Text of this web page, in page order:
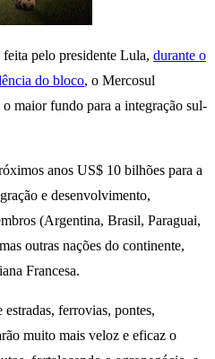
pelo presidente Lula, durante o
do bloco, o Mercosul
maior fundo para a integração sul-
anos US$ 10 bilhões para a
e desenvolvimento,
(Argentina, Brasil, Paraguai,
outras nações do continente,
Francesa.
estradas, ferrovias, pontes,
muito mais veloz e eficaz o